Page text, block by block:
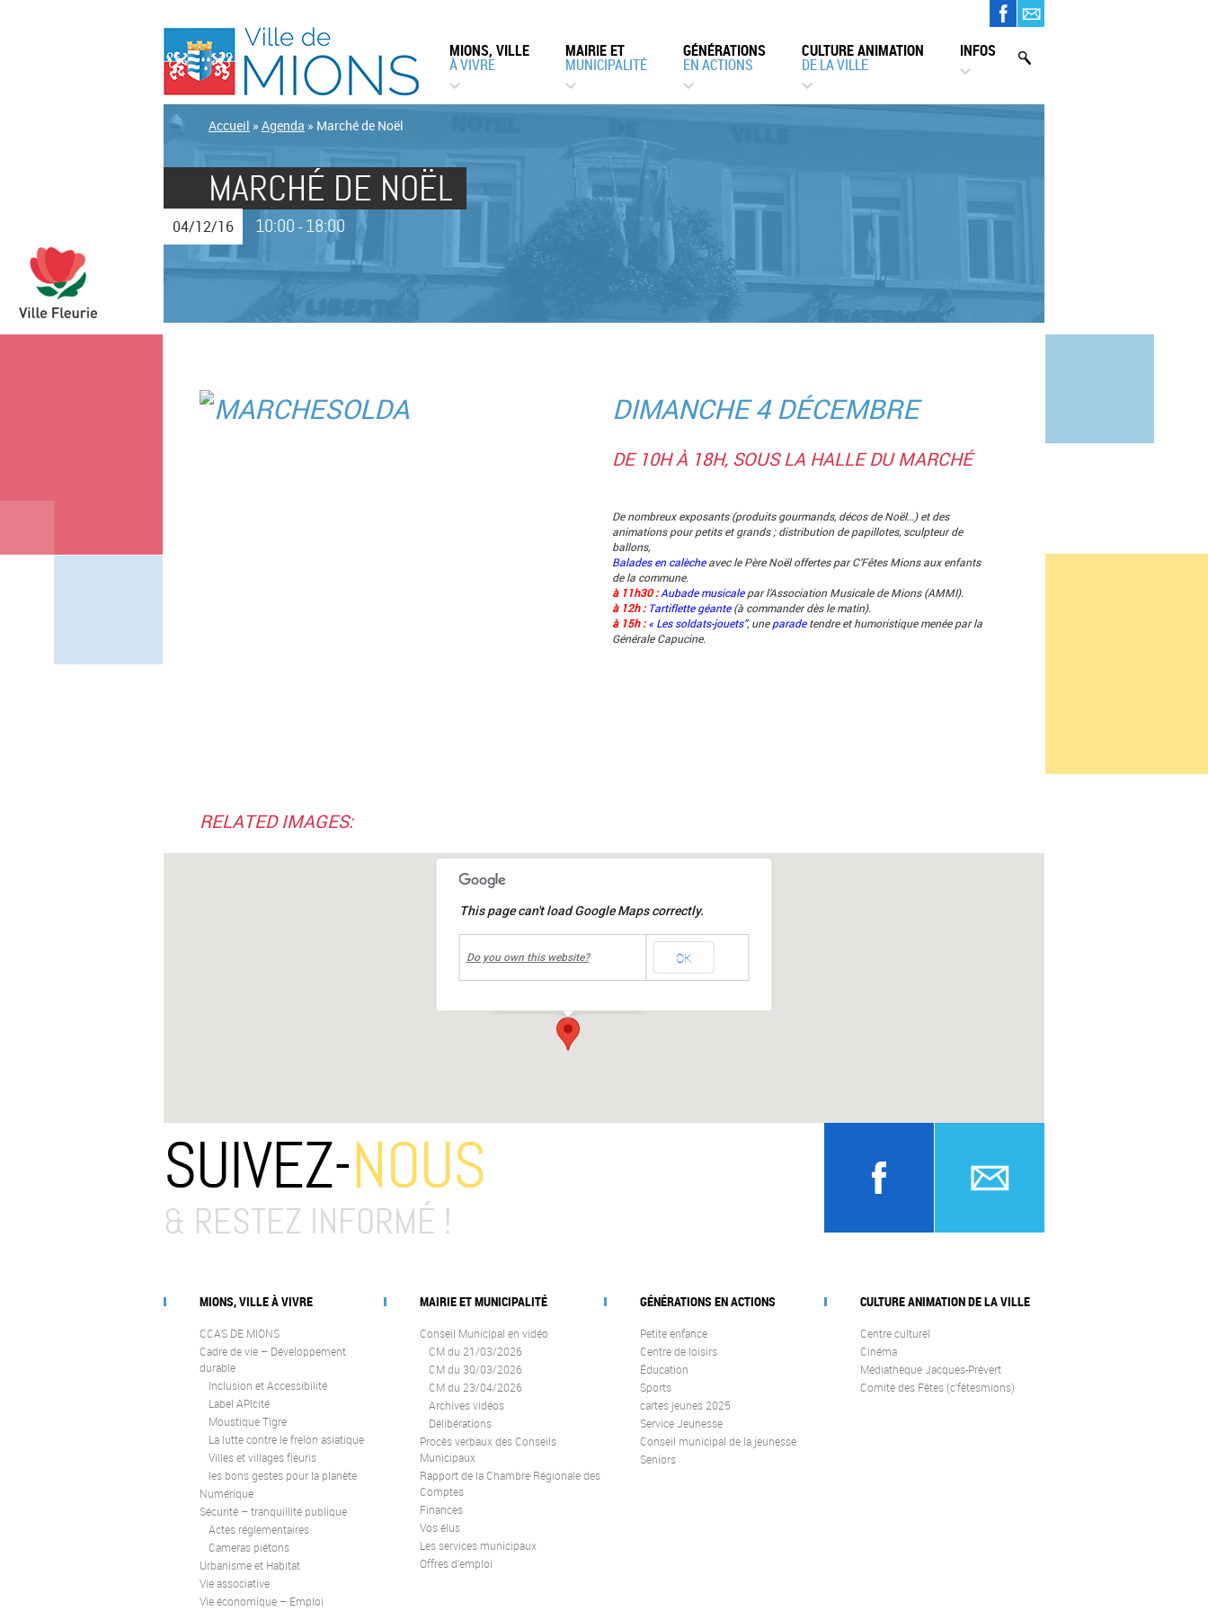
MIONS, VILLE
À VIVRE
MAIRIE ET
MUNICIPALITÉ
GÉNÉRATIONS
EN ACTIONS
CULTURE ANIMATION
DE LA VILLE
INFOS
Accueil » Agenda » Marché de Noël
MARCHÉ DE NOËL
04/12/16 10:00 - 18:00
DIMANCHE 4 DÉCEMBRE
DE 10H À 18H, SOUS LA HALLE DU MARCHÉ
De nombreux exposants (produits gourmands, décos de Noël…) et des
animations pour petits et grands ; distribution de papillotes, sculpteur de
ballons,
Balades en calècheavec le Père Noël offertes par C’Fêtes Mions aux enfants
de la commune.
à 11h30 : Aubade musicalepar l’Association Musicale de Mions (AMMI).
à 12h : Tartiflette géante(à commander dès le matin).
à 15h : « Les soldats-jouets”, uneparadetendre et humoristique menée par la
Générale Capucine.
RELATED IMAGES:
Halle Louis MIACHON
This page can't load Google Maps correctly.
Do you own this website? OK
SUIVEZ-NOUS
& RESTEZ INFORMÉ !
MIONS, VILLE À VIVRE
CCAS DE MIONS
Cadre de vie – Développement
durable
Inclusion et Accessibilité
Label APIcité
Moustique Tigre
La lutte contre le frelon asiatique
Villes et villages fleuris
les bons gestes pour la planète
Numérique
Sécurité – tranquillité publique
Actes réglementaires
Cameras piétons
Urbanisme et Habitat
Vie associative
Vie économique – Emploi
MAIRIE ET MUNICIPALITÉ
Conseil Municipal en vidéo
CM du 21/03/2026
CM du 30/03/2026
CM du 23/04/2026
Archives vidéos
Délibérations
Procès verbaux des Conseils
Municipaux
Rapport de la Chambre Régionale des
Comptes
Finances
Vos élus
Les services municipaux
Offres d’emploi
GÉNÉRATIONS EN ACTIONS
Petite enfance
Centre de loisirs
Éducation
Sports
cartes jeunes 2025
Service Jeunesse
Conseil municipal de la jeunesse
Seniors
CULTURE ANIMATION DE LA VILLE
Centre culturel
Cinéma
Médiathèque Jacques-Prévert
Comité des Fêtes (c’fêtesmions)